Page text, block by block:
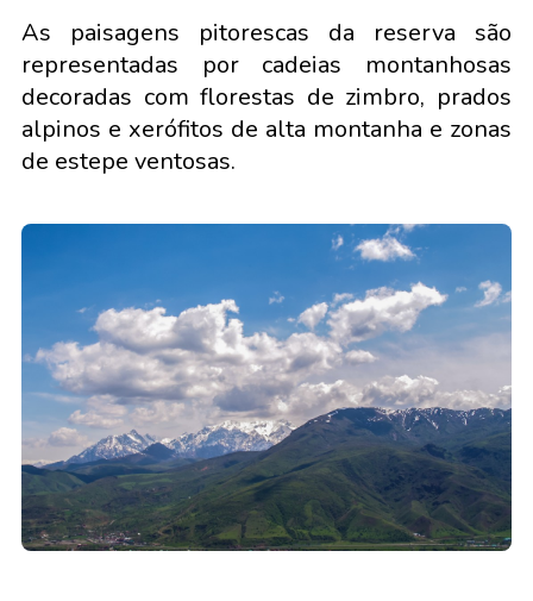
As paisagens pitorescas da reserva são
representadas por cadeias montanhosas
decoradas com florestas de zimbro, prados
alpinos e xerófitos de alta montanha e zonas
de estepe ventosas.